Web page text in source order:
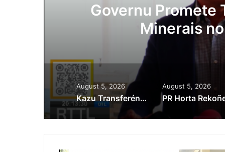
ba Setór
August 5, 2026
Kazu Transferénsia Osan Millaun 42 Husi Singapura, Advogadu Sei Halo Rekursu
August 5, 2026